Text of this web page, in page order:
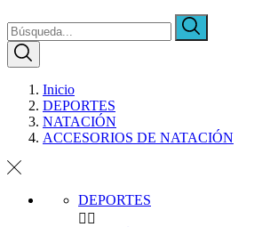
Inicio
DEPORTES
NATACIÓN
ACCESORIOS DE NATACIÓN
DEPORTES
 